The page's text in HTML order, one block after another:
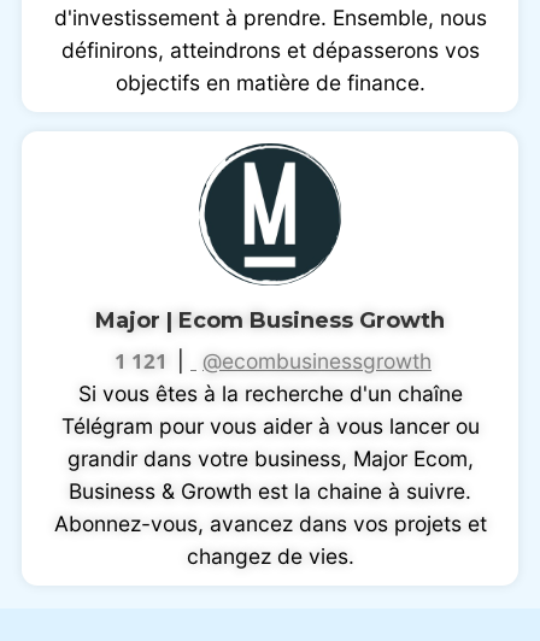
d'investissement à prendre. Ensemble, nous
définirons, atteindrons et dépasserons vos
objectifs en matière de finance.
Major | Ecom Business Growth
1 121
@ecombusinessgrowth
Si vous êtes à la recherche d'un chaîne
Télégram pour vous aider à vous lancer ou
grandir dans votre business, Major Ecom,
Business & Growth est la chaine à suivre.
Abonnez-vous, avancez dans vos projets et
changez de vies.